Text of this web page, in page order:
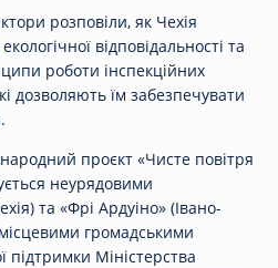
розповіли, як Чехія
відповідальності та
роботи інспекційних
дозволяють їм забезпечувати
проєкт «Чисте повітря
неурядовими
та «Фрі Ардуіно» (Івано-
громадськими
підтримки Міністерства